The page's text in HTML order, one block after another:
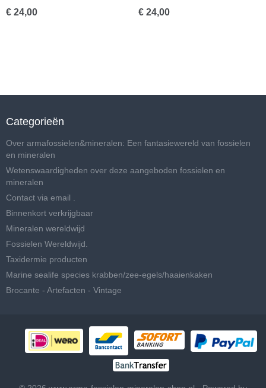
€ 24,00 € 24,00
Categorieën
Over armafossielen&mineralen: Een fantasiewereld van fossielen
en mineralen
Wetenswaardigheden over deze aangeboden fossielen en
mineralen
Contact via email .
Binnenkort verkrijgbaar
Mineralen wereldwijd
Fossielen Wereldwijd.
Taxidermie producten
Marine sealife species krabben/zee-egels/haaienkaken
Brocante - Artefacten - Vintage